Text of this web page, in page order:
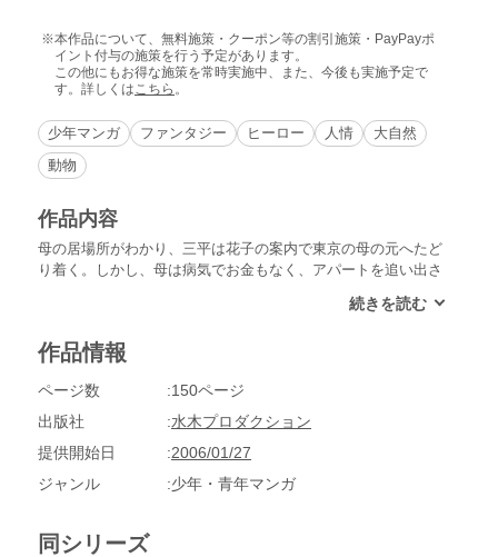
本作品について、無料施策・クーポン等の割引施策・PayPayポ
イント付与の施策を行う予定があります。
この他にもお得な施策を常時実施中、また、今後も実施予定で
す。詳しくは こちら 。
少年マンガ ファンタジー ヒーロー 人情
大自然
動物
作品内容
母の居場所がわかり、三平は花子の案内で東京の母の元へたど
り着く。しかし、母は病気でお金もなく、アパートを追い出さ
三平は毎日蝿とりをすることになるが、ひょんなことから猫退
平やタヌキたちと別れの時がやって来た。
作品情報
ページ数
150ページ
出版社
水木プロダクション
提供開始日
2006/01/27
ジャンル
少年・青年マンガ
同シリーズ